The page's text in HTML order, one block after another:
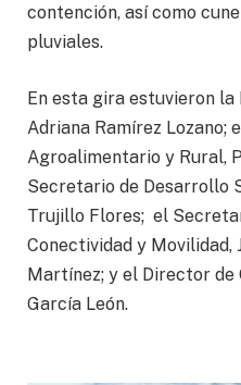
contención, así como
pluviales.
En esta gira estuvieron
Adriana Ramírez
Agroalimentario y Rural,
Secretario de Desarrollo
Trujillo Flores; el
Conectividad y Movilidad,
Martínez; y el Director de
García León.